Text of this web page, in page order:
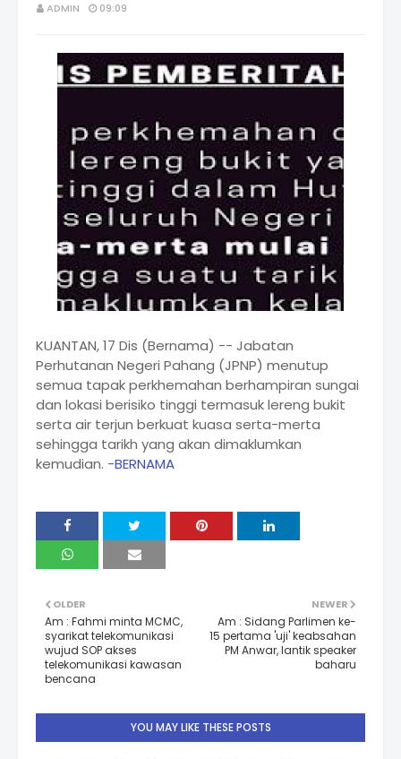
ADMIN 09:09
KUANTAN, 17 Dis (Bernama) -- Jabatan
Perhutanan Negeri Pahang (JPNP) menutup
semua tapak perkhemahan berhampiran sungai
dan lokasi berisiko tinggi termasuk lereng bukit
serta air terjun berkuat kuasa serta-merta
sehingga tarikh yang akan dimaklumkan
kemudian. -BERNAMA
NEWER
Am : Sidang Parlimen ke-
15 pertama 'uji' keabsahan
PM Anwar, lantik speaker
baharu
OLDER
Am : Fahmi minta MCMC,
syarikat telekomunikasi
wujud SOP akses
telekomunikasi kawasan
bencana
YOU MAY LIKE THESE POSTS